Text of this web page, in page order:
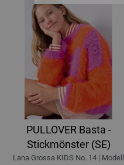
PULLOVER Basta -
Stickmönster (SE)
Lana Grossa KIDS No. 14 | Modell